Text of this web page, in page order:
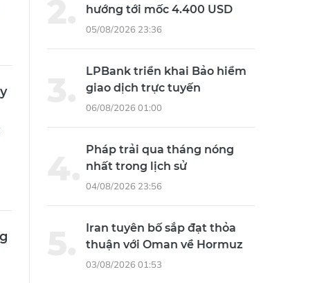
hướng tới mốc 4.400 USD
05/08/2026 23:36
LPBank triển khai Bảo hiểm
giao dịch trực tuyến
06/08/2026 01:00
Pháp trải qua tháng nóng
nhất trong lịch sử
04/08/2026 23:56
Iran tuyên bố sắp đạt thỏa
thuận với Oman về Hormuz
03/08/2026 01:53